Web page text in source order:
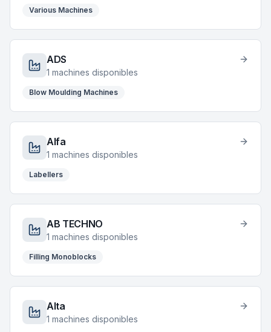
Various Machines
ADS
1 machines disponibles
Blow Moulding Machines
Alfa
1 machines disponibles
Labellers
AB TECHNO
1 machines disponibles
Filling Monoblocks
Alta
1 machines disponibles